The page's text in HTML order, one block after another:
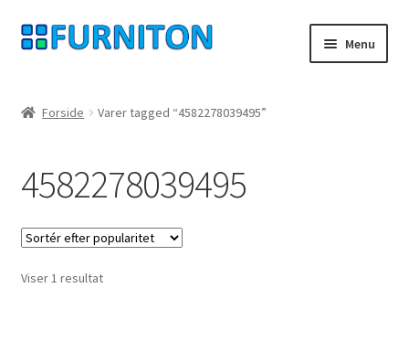
Spring
til
Spring
til
Menu
privatliv
fortrydelsesret
Kontakt
Forside Varer tagged “4582278039495”
4582278039495
Viser 1 resultat